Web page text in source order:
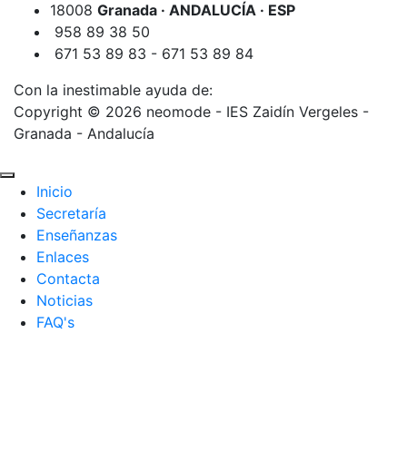
18008 Granada · ANDALUCÍA · ESP
958 89 38 50
671 53 89 83 - 671 53 89 84
Con la inestimable ayuda de:
Copyright © 2026 neomode - IES Zaidín Vergeles -
Granada - Andalucía
Inicio
Secretaría
Enseñanzas
Enlaces
Contacta
Noticias
FAQ's